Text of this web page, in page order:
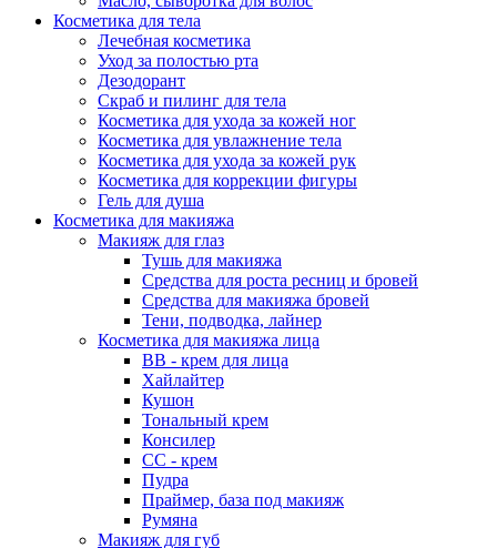
Косметика для тела
Лечебная косметика
Уход за полостью рта
Дезодорант
Скраб и пилинг для тела
Косметика для ухода за кожей ног
Косметика для увлажнение тела
Косметика для ухода за кожей рук
Косметика для коррекции фигуры
Гель для душа
Косметика для макияжа
Макияж для глаз
Тушь для макияжа
Средства для роста ресниц и бровей
Средства для макияжа бровей
Тени, подводка, лайнер
Косметика для макияжа лица
ВВ - крем для лица
Хайлайтер
Кушон
Тональный крем
Консилер
СС - крем
Пудра
Праймер, база под макияж
Румяна
Макияж для губ